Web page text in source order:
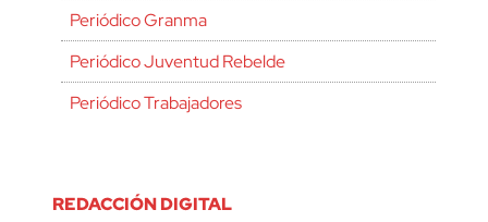
Periódico Granma
Periódico Juventud Rebelde
Periódico Trabajadores
REDACCIÓN DIGITAL